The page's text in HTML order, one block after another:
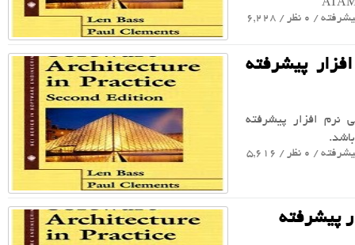
/ 0 نظر / 6,228
پیشرفته
نرم افزار پیشرفته
/ 0 نظر / 5,616
پیشرفته